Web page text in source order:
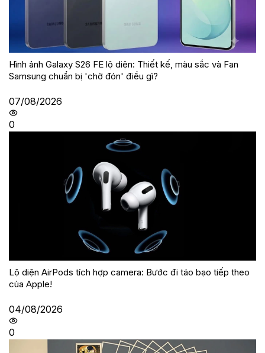
Hình ảnh Galaxy S26 FE lộ diện: Thiết kế, màu sắc và Fan
Samsung chuẩn bị 'chờ đón' điều gì?
07/08/2026
0
Lộ diện AirPods tích hợp camera: Bước đi táo bạo tiếp theo
của Apple!
04/08/2026
0